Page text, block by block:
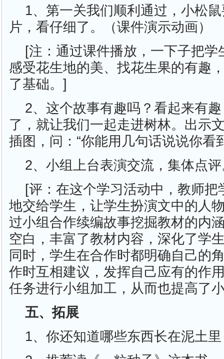
1、第一关我们顺利通过，小松
片，看仔细了。（课件演示动画）
[注：通过课件播放，一下子把学
感受花生地的美、找花生果的有趣
了基础。]
2、这个故事有趣吗？看起来有
了，就让我们一起走进树林。出示
插图，问：“你能用几句话说说你看
2、小组上台表演交流，集体点
[评：在这个学习活动中，教师把
地交给学生，让学生扮演文中的人
过小组合作续编故事挖掘教材的内
空白，丰富了教材内容，深化了学
同时，学生在合作时都明确自己的
作时互相建议，发挥自己应有的作
任务进行小组加工，从而也提高了
五、拓展
1、你还知道哪些东西长在泥土